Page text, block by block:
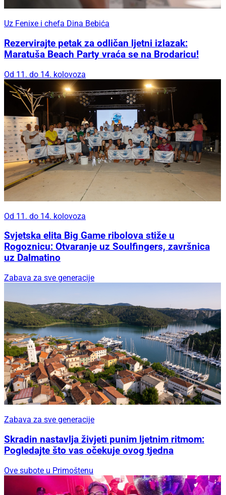
Uz Fenixe i chefa Dina Bebića
Rezervirajte petak za odličan ljetni izlazak:
Maratuša Beach Party vraća se na Brodaricu!
Od 11. do 14. kolovoza
Od 11. do 14. kolovoza
Svjetska elita Big Game ribolova stiže u
Rogoznicu: Otvaranje uz Soulfingers, završnica
uz Dalmatino
Zabava za sve generacije
Zabava za sve generacije
Skradin nastavlja živjeti punim ljetnim ritmom:
Pogledajte što vas očekuje ovog tjedna
Ove subote u Primoštenu